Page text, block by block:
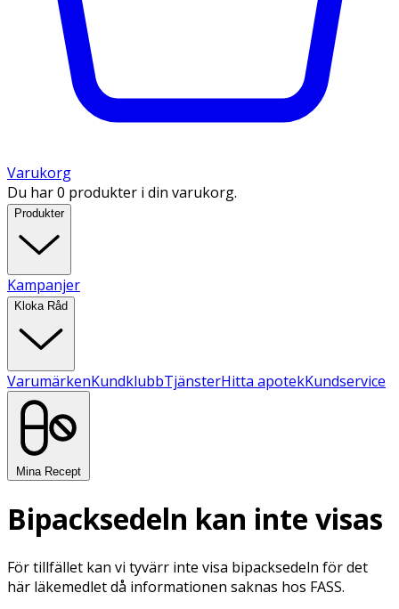
Varukorg
Du har 0 produkter i din varukorg.
Produkter
Kampanjer
Kloka Råd
VarumärkenKundklubbTjänsterHitta apotekKundservice
Mina Recept
Bipacksedeln kan inte visas
För tillfället kan vi tyvärr inte visa bipacksedeln för det
här läkemedlet då informationen saknas hos FASS.